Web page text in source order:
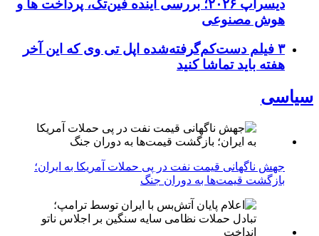
دیسراپ ۲۰۲۶؛ بررسی آینده فین‌تک، پرداخت‌ ها و
هوش مصنوعی
۳ فیلم دست‌کم‌گرفته‌شده اپل تی وی که این آخر
هفته باید تماشا کنید
سیاسی
جهش ناگهانی قیمت نفت در پی حملات آمریکا به ایران؛
بازگشت قیمت‌ها به دوران جنگ